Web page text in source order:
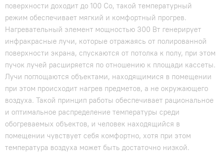
поверхности доходит до 100 Сo, такой температурный
режим обеспечивает мягкий и комфортный прогрев.
Нагревательный элемент мощностью 300 Вт генерирует
инфракрасные лучи, которые отражаясь от полированной
поверхности экрана, спускаются от потолка к полу, при этом
пучок лучей расширяется по отношению к площади кассеты.
Лучи поглощаются объектами, находящимися в помещении
при этом происходит нагрев предметов, а не окружающего
воздуха. Такой принцип работы обеспечивает рациональное
и оптимальное распределение температуры среди
обогреваемых объектов, и человек находящийся в
помещении чувствует себя комфортно, хотя при этом
температура воздуха может быть достаточно низкой.